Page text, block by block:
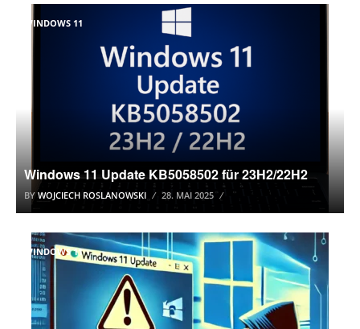
WINDOWS 11
Windows 11 Update KB5058502 für 23H2/22H2
BY WOJCIECH ROSLANOWSKI 28. MAI 2025
WINDOWS 11